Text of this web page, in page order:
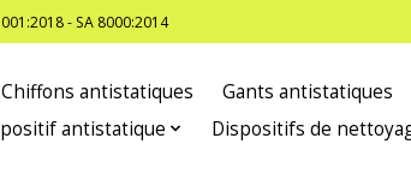
- SA 8000:2014
Chiffons antistatiques Gants antistatiques
antistatique
Dispositifs de